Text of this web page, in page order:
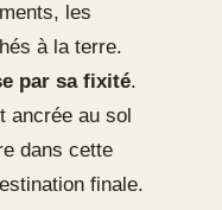
les
à la terre.
par sa fixité.
ancrée au sol
dans cette
finale.